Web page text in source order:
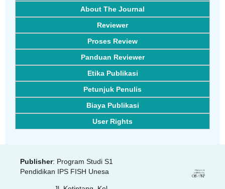
About The Journal
Reviewer
Proses Review
Panduan Reviewer
Etika Publikasi
Petunjuk Penulis
Biaya Publikasi
User Rights
Publisher: Program Studi S1
Pendidikan IPS FISH Unesa